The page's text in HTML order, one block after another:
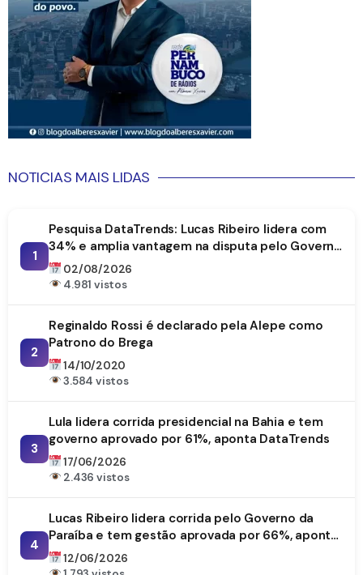
NOTICIAS MAIS LIDAS
1
Pesquisa DataTrends: Lucas Ribeiro lidera com
34% e amplia vantagem na disputa pelo Governo
da Paraíba
02/08/2026
4.981 vistos
2
Reginaldo Rossi é declarado pela Alepe como
Patrono do Brega
14/10/2020
3.584 vistos
3
Lula lidera corrida presidencial na Bahia e tem
governo aprovado por 61%, aponta DataTrends
17/06/2026
2.436 vistos
4
Lucas Ribeiro lidera corrida pelo Governo da
Paraíba e tem gestão aprovada por 66%, aponta
DataTrends
12/06/2026